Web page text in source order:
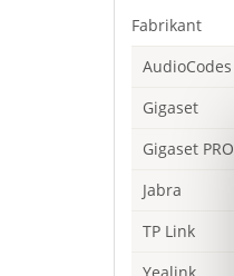
Fabrikant
AudioCodes
Gigaset
Gigaset PRO
Jabra
TP Link